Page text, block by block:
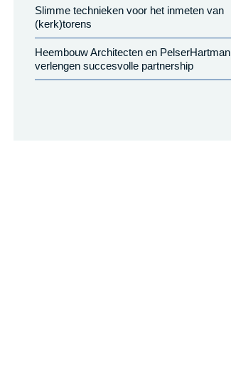
Slimme technieken voor het inmeten van
(kerk)torens
Heembouw Architecten en PelserHartman
verlengen succesvolle partnership